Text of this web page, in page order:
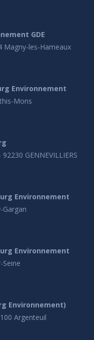
GDE
Magny-les-Hameaux
Environnement
Mons
GENNEVILLIERS
Environnement
Gargan
Environnement
Environnement)
Argenteuil